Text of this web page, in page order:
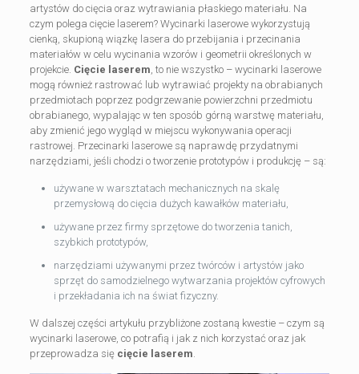
artystów do cięcia oraz wytrawiania płaskiego materiału. Na
czym polega cięcie laserem? Wycinarki laserowe wykorzystują
cienką, skupioną wiązkę lasera do przebijania i przecinania
materiałów w celu wycinania wzorów i geometrii określonych w
projekcie. Cięcie laserem, to nie wszystko – wycinarki laserowe
mogą również rastrować lub wytrawiać projekty na obrabianych
przedmiotach poprzez podgrzewanie powierzchni przedmiotu
obrabianego, wypalając w ten sposób górną warstwę materiału,
aby zmienić jego wygląd w miejscu wykonywania operacji
rastrowej. Przecinarki laserowe są naprawdę przydatnymi
narzędziami, jeśli chodzi o tworzenie prototypów i produkcję – są:
używane w warsztatach mechanicznych na skalę
przemysłową do cięcia dużych kawałków materiału,
używane przez firmy sprzętowe do tworzenia tanich,
szybkich prototypów,
narzędziami używanymi przez twórców i artystów jako
sprzęt do samodzielnego wytwarzania projektów cyfrowych
i przekładania ich na świat fizyczny.
W dalszej części artykułu przybliżone zostaną kwestie – czym są
wycinarki laserowe, co potrafią i jak z nich korzystać oraz jak
przeprowadza się cięcie laserem.